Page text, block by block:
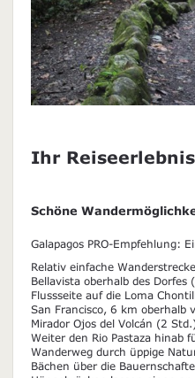
Ihr
Schöne
Galapagos PRO-Empfehlung:
Relativ einfache
Bellavista oberhalb des
Flussseite auf die Loma
San Francisco, 6 km oberhalb
Mirador Ojos del Volcán (2
Weiter den Rio Pastaza hinab
Wanderweg durch üppige
Bächen über die